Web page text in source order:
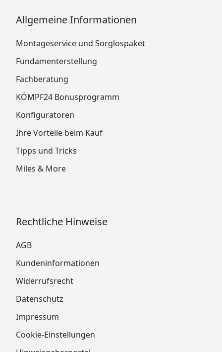
Allgemeine Informationen
Montageservice und Sorglospaket
Fundamenterstellung
Fachberatung
KÖMPF24 Bonusprogramm
Konfiguratoren
Ihre Vorteile beim Kauf
Tipps und Tricks
Miles & More
Rechtliche Hinweise
AGB
Kundeninformationen
Widerrufsrecht
Datenschutz
Impressum
Cookie-Einstellungen